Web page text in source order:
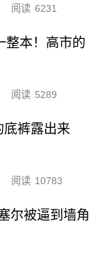
阅读 6231
整本！高市的
阅读 5289
裤露出来
阅读 10783
尔被逼到墙角